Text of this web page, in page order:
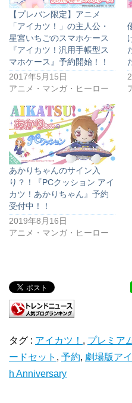
【プレバン限定】アニメ
「アイカツ！」の主人公・
星宮いちごのスマホケース
『アイカツ！汎用手帳型ス
マホケース』予約開始！！
2017年5月15日
アニメ・マンガ・ヒーロー
あかりちゃんのサイン入
り？！『PCクッション アイ
カツ！あかりちゃん』予約
受付中！！
2019年8月16日
アニメ・マンガ・ヒーロー
タグ : アイカツ！ , プレミア
ードセット , 予約, 劇場版ア
h Anniversary